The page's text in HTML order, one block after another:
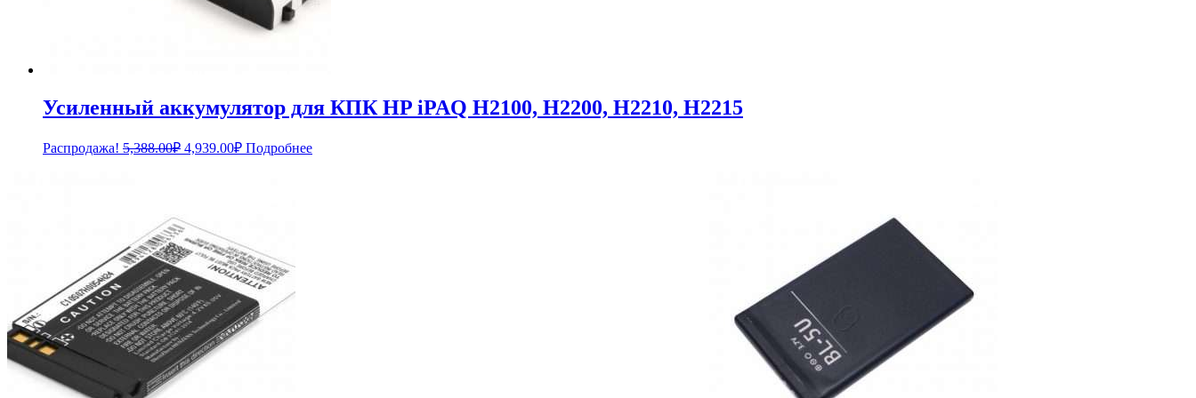
Усиленный аккумулятор для КПК HP iPAQ H2100, H2200, H2210, H2215
Распродажа! 5,388.00₽ Первоначальная
4,939.00₽Текущая
цена:
Подробнее